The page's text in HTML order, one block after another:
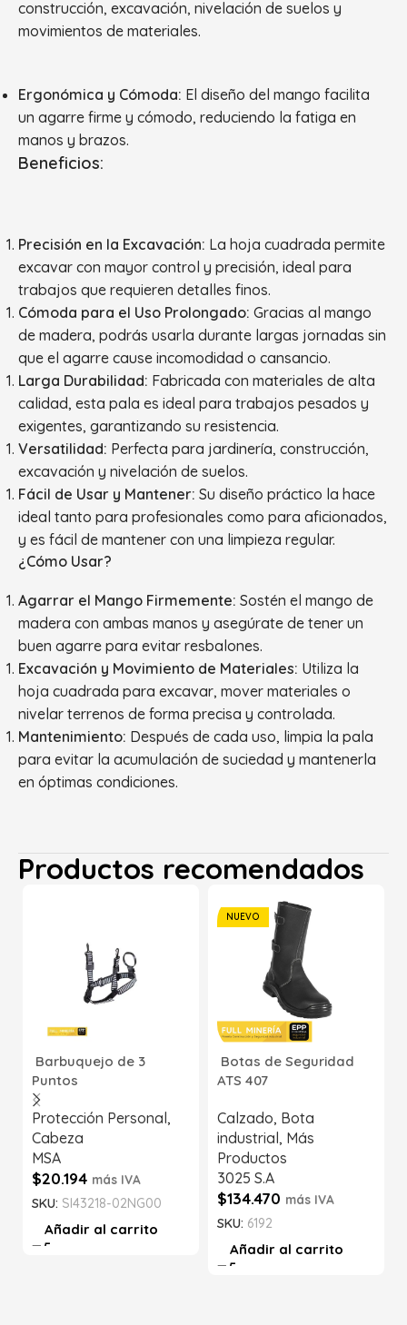
construcción, excavación, nivelación de suelos y
movimientos de materiales.
Ergonómica y Cómoda: El diseño del mango facilita
un agarre firme y cómodo, reduciendo la fatiga en
manos y brazos.
Beneficios:
Precisión en la Excavación: La hoja cuadrada permite
excavar con mayor control y precisión, ideal para
trabajos que requieren detalles finos.
Cómoda para el Uso Prolongado: Gracias al mango
de madera, podrás usarla durante largas jornadas sin
que el agarre cause incomodidad o cansancio.
Larga Durabilidad: Fabricada con materiales de alta
calidad, esta pala es ideal para trabajos pesados y
exigentes, garantizando su resistencia.
Versatilidad: Perfecta para jardinería, construcción,
excavación y nivelación de suelos.
Fácil de Usar y Mantener: Su diseño práctico la hace
ideal tanto para profesionales como para aficionados,
y es fácil de mantener con una limpieza regular.
¿Cómo Usar?
Agarrar el Mango Firmemente: Sostén el mango de
madera con ambas manos y asegúrate de tener un
buen agarre para evitar resbalones.
Excavación y Movimiento de Materiales: Utiliza la
hoja cuadrada para excavar, mover materiales o
nivelar terrenos de forma precisa y controlada.
Mantenimiento: Después de cada uso, limpia la pala
para evitar la acumulación de suciedad y mantenerla
en óptimas condiciones.
Productos recomendados
Barbuquejo de 3
Puntos
Protección Personal,
Cabeza
MSA
$20.194 más IVA
SKU: SI43218-02NG00
Añadir al carrito
NUEVO
Botas de Seguridad
ATS 407
Calzado, Bota
industrial, Más
Productos
3025 S.A
$134.470 más IVA
SKU: 6192
Añadir al carrito